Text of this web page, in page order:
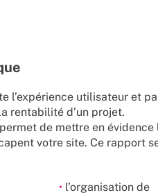
l’expérience utilisateur et
rentabilité d’un projet.
de mettre en
votre site. Ce rapport
• l’organisation de